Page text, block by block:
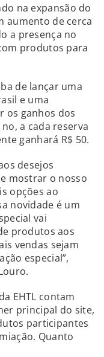
na expansão do
aumento de cerca
a presença no
produtos para
de lançar uma
e uma
os ganhos dos
a cada reserva
ganhará R$ 50.
desejos
mostrar o nosso
opções ao
novidade é um
vai
produtos aos
vendas sejam
especial”,
EHTL contam
principal do site,
participantes
Quanto